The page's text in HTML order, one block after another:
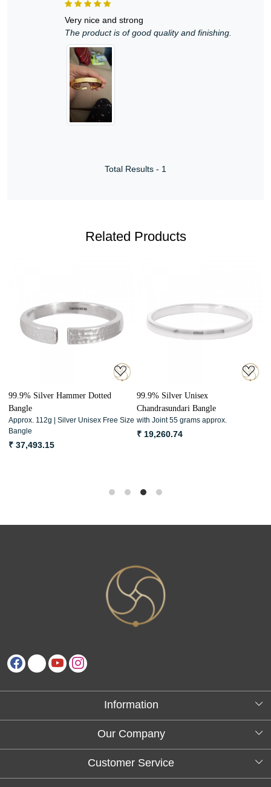
very nice and strong
The product is of good quality and finishing.
Total Results - 1
Related Products
Loading...
99.9% Silver Hammer Dotted
Bangle
Approx. 112g | Silver Unisex Free Size
Bangle
₹ 37,493.15
Loading...
99.9% Silver Unisex
Chandrasundari Bangle
with Joint 55 grams approx.
₹ 19,260.74
Information
About Us
Our Company
Testimonials
Customer Service